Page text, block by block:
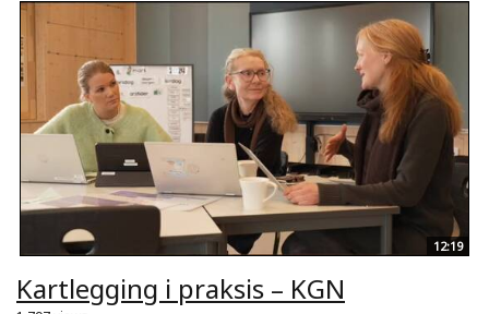
12:19
Kartlegging i praksis – KGN